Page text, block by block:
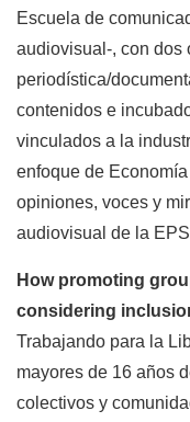
Escuela de
audiovisual-, con dos
periodística/
contenidos e
vinculados a la
enfoque de
opiniones, voces y
audiovisual de la
How promoting
considering
Trabajando para la
mayores de 16 años
colectivos y